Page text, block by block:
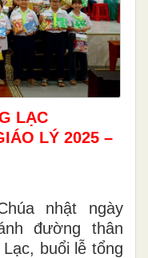
LẠC
LÝ 2025 –
nhật ngày
đường thân
buổi lễ tổng